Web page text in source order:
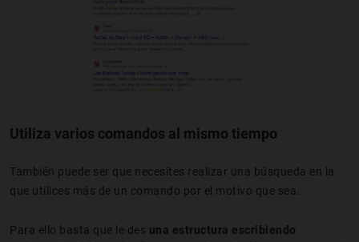
Utiliza varios comandos al mismo tiempo
También puede ser que necesites realizar una búsqueda en la
que utilices más de un comando por el motivo que sea.
Para ello basta que le des una estructura escribiendo